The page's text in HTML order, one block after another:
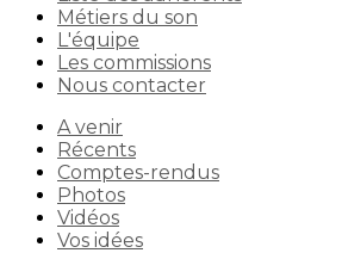
Métiers du son
L'équipe
Les commissions
Nous contacter
A venir
Récents
Comptes-rendus
Photos
Vidéos
Vos idées